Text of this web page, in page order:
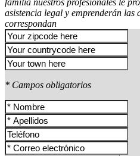
asistencia legal y emprenderán las
correspondan
* Campos obligatorios